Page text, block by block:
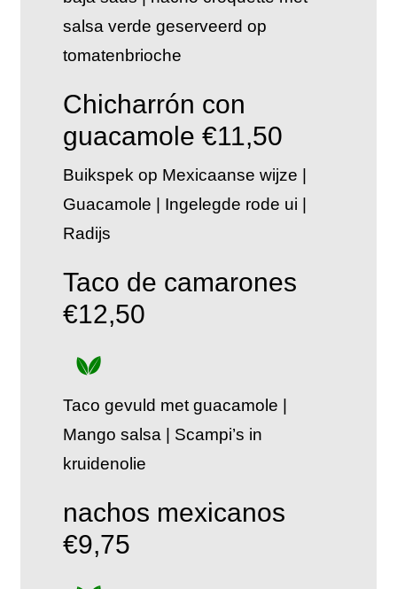
salsa verde geserveerd op
tomatenbrioche
Chicharrón con
guacamole €11,50
Buikspek op Mexicaanse wijze |
Guacamole | Ingelegde rode ui |
Radijs
Taco de camarones
€12,50
Taco gevuld met guacamole |
Mango salsa | Scampi’s in
kruidenolie
nachos mexicanos
€9,75